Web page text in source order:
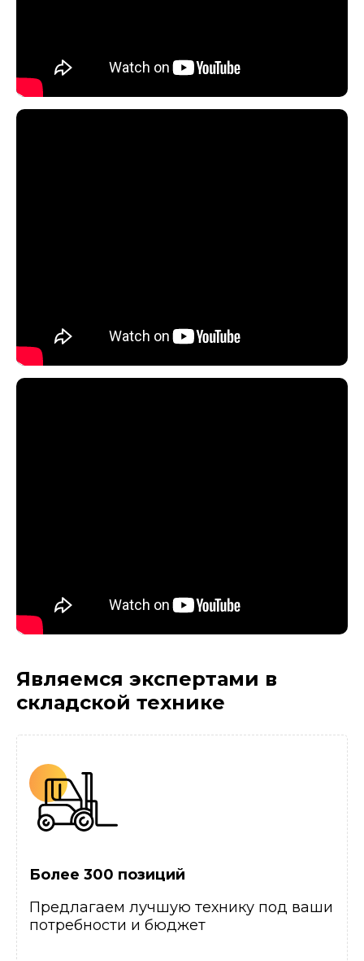
Являемся экспертами в
складской технике
Более 300 позиций
Предлагаем лучшую технику под ваши
потребности и бюджет